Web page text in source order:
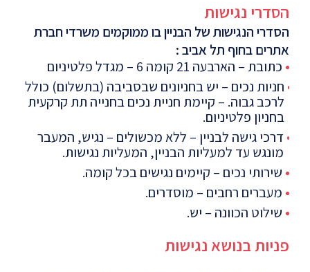
הסדרי נגישות
הסדרי הנגישות של הבניין בו ממוקמים משרדי חברת
אתרים בחוף תל אביב :
כתובת – הארבעה 21 קומה 6 – מגדל פלטיניום
חניות נכים – יש בחניונים שבסביבה (בתשלום) כולל
לרכב גבוה. – קיימת חניית נכים בחנייה תת קרקעית
בחניון פלטיניום.
דרכי גישה לבניין – ללא מכשולים – נגיש, המעבר
מונגש עד למעליות הבניין, המעליות נגישות.
שירותי נכים – קיימים נגישים בכל קומה.
מעברים רחבים – מוסדרים.
שילוט הכוונה – יש.
פניות בנושא נגישות